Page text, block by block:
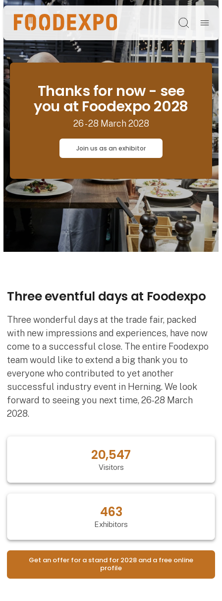
Søg
Thanks for now - see
you at Foodexpo 2028
26 - 28 March 2028
Join us as an exhibitor
Three eventful days at Foodexpo
Three wonderful days at the trade fair, packed
with new impressions and experiences, have now
come to a successful close. The entire Foodexpo
team would like to extend a big thank you to
everyone who contributed to yet another
successful industry event in Herning. We look
forward to seeing you next time, 26-28 March
2028.
20,547
Visitors
463
Exhibitors
Get an offer for a stand for 2028 and a free online
profile